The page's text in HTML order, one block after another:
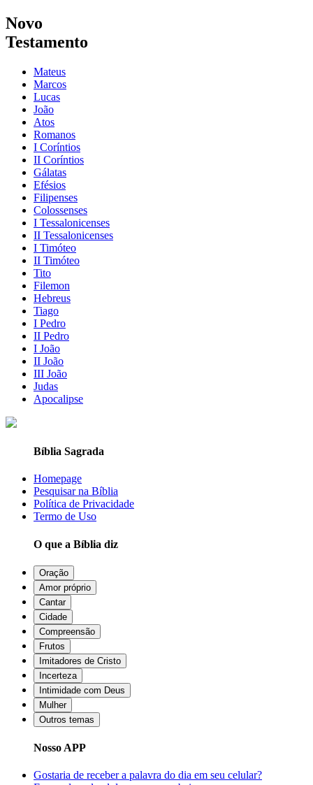
Novo
Testamento
Mateus
Marcos
Lucas
João
Atos
Romanos
I Coríntios
II Coríntios
Gálatas
Efésios
Filipenses
Colossenses
I Tessalonicenses
II Tessalonicenses
I Timóteo
II Timóteo
Tito
Filemon
Hebreus
Tiago
I Pedro
II Pedro
I João
II João
III João
Judas
Apocalipse
Bíblia Sagrada
Homepage
Pesquisar na Bíblia
Política de Privacidade
Termo de Uso
O que a Bíblia diz
Oração
Amor próprio
Cantar
Cidade
Compreensão
Frutos
Imitadores de Cristo
Incerteza
Intimidade com Deus
Mulher
Outros temas
Nosso APP
Gostaria de receber a palavra do dia em seu celular?